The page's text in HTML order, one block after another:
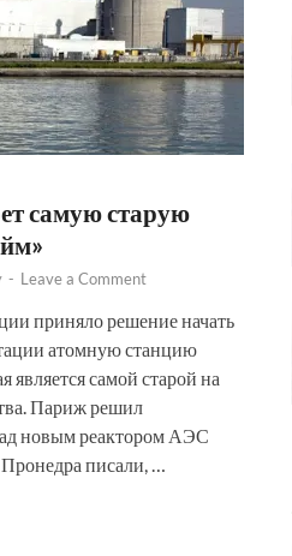
самую старую
- Leave a Comment
приняло решение начать
атомную станцию
является самой старой на
Париж решил
новым реактором АЭС
писали, …